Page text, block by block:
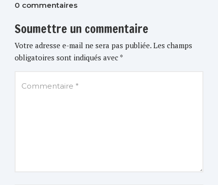
0 commentaires
Soumettre un commentaire
Votre adresse e-mail ne sera pas publiée. Les champs
obligatoires sont indiqués avec *